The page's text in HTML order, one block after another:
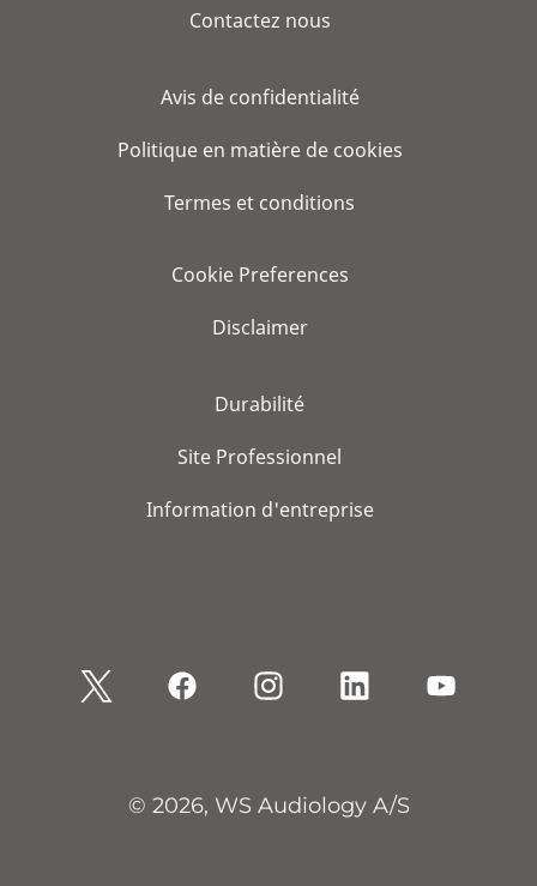
Contactez nous
Avis de confidentialité
Politique en matière de cookies
Termes et conditions
Cookie Preferences
Disclaimer
Durabilité
Site Professionnel
Information d'entreprise
© 2026, WS Audiology A/S